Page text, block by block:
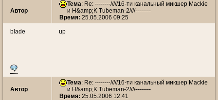
Автор
Тема: Re: --------/////16-ти канальный микшер Mackie
и H&amp;K Tubeman-2////--------
Время: 25.05.2006 09:25
blade up
Автор
Тема: Re: --------/////16-ти канальный микшер Mackie
и H&amp;K Tubeman-2////--------
Время: 25.05.2006 12:41